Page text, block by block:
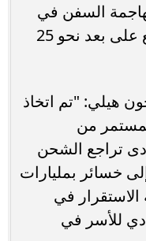
السفن في
البحر الأحمر وخليج عدن، وتقع على بعد نحو 25
هيلي: "تم اتخاذ
من
تراجع الشحن
الأحمر بنسبة 55% إلى خسائر بمليارات
في
للأسر في